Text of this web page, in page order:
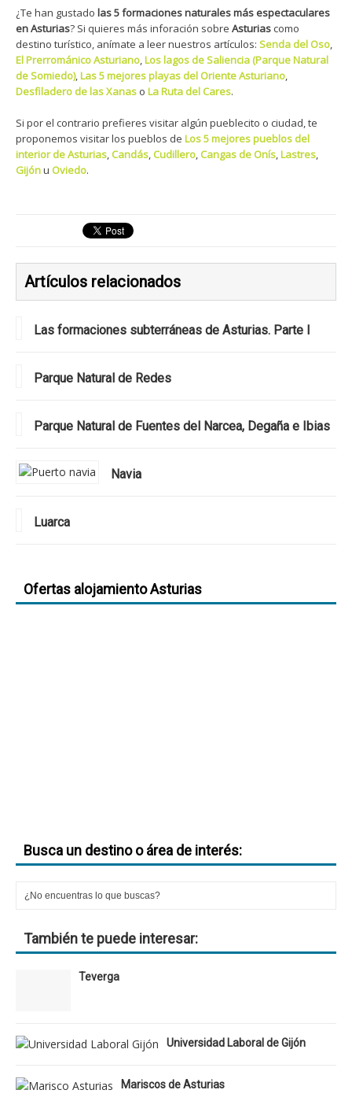
¿Te han gustado las 5 formaciones naturales más espectaculares
en Asturias? Si quieres más inforación sobre Asturias como
destino turístico, anímate a leer nuestros artículos: Senda del Oso,
El PrerrománicoAsturiano,Los lagos de Saliencia (Parque Natural
de Somiedo),Las 5 mejores playas del Oriente Asturiano,
Desfiladero de las Xanas o La Ruta del Cares.
Si por el contrario prefieres visitar algún pueblecito o ciudad, te
proponemos visitar los pueblos de Los 5 mejores pueblos del
interior de Asturias,Candás,Cudillero,Cangas de Onís,Lastres,
Gijónu Oviedo.
Artículos relacionados
Las formaciones subterráneas de Asturias. Parte I
Parque Natural de Redes
Parque Natural de Fuentes del Narcea, Degaña e Ibias
Navia
Luarca
Ofertas alojamiento Asturias
Busca un destino o área de interés:
También te puede interesar:
Teverga
Universidad Laboral de Gijón
Mariscos de Asturias